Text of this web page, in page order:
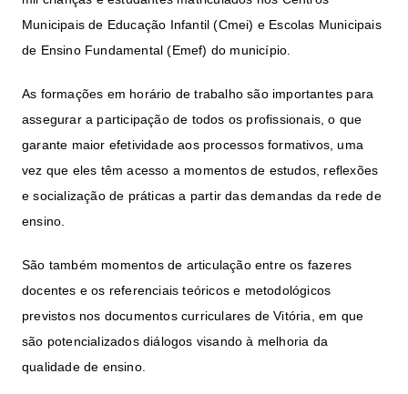
Municipais de Educação Infantil (Cmei) e Escolas Municipais
de Ensino Fundamental (Emef) do município.
As formações em horário de trabalho são importantes para
assegurar a participação de todos os profissionais, o que
garante maior efetividade aos processos formativos, uma
vez que eles têm acesso a momentos de estudos, reflexões
e socialização de práticas a partir das demandas da rede de
ensino.
São também momentos de articulação entre os fazeres
docentes e os referenciais teóricos e metodológicos
previstos nos documentos curriculares de Vitória, em que
são potencializados diálogos visando à melhoria da
qualidade de ensino.